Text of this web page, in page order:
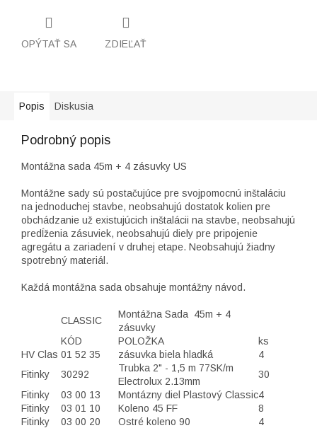
OPÝTAŤ SA ZDIEĽAŤ
Popis Diskusia
Podrobný popis
Montážna sada 45m + 4 zásuvky US
Montážne sady sú postačujúce pre svojpomocnú inštaláciu
na jednoduchej stavbe, neobsahujú dostatok kolien pre
obchádzanie už existujúcich inštalácii na stavbe, neobsahujú
predĺženia zásuviek, neobsahujú diely pre pripojenie
agregátu a zariadení v druhej etape. Neobsahujú žiadny
spotrebný materiál.
Každá montážna sada obsahuje montážny návod.
CLASSIC
Montážna Sada 45m + 4
zásuvky
KÓD
POLOŽKA
ks
HV Clas 01 52 35 zásuvka biela hladká
4
Fitinky
30292
Trubka 2" - 1,5 m 77SK/m
Electrolux 2.13mm
30
Fitinky
03 00 13 Montázny diel Plastový Classic4
Fitinky
03 01 10 Koleno 45 FF
8
Fitinky
03 00 20 Ostré koleno 90
4